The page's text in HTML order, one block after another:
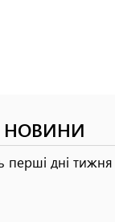
НОВИНИ
перші дні тижня